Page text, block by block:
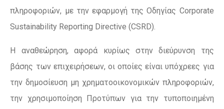
πληροφοριών, με την εφαρμογή της Οδηγίας Corporate
Sustainability Reporting Directive (CSRD).
Η αναθεώρηση, αφορά κυρίως στην διεύρυνση της
βάσης των επιχειρήσεων, οι οποίες είναι υπόχρεες για
την δημοσίευση μη χρηματοοικονομικών πληροφοριών,
την χρησιμοποίηση Προτύπων για την τυποποιημένη